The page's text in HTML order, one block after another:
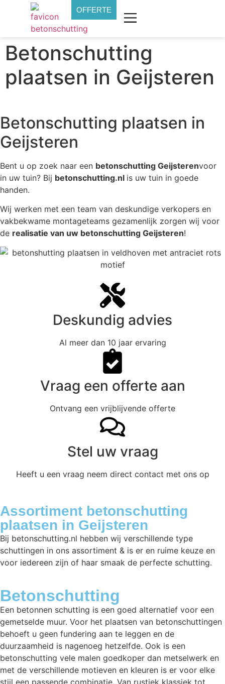
OFFERTE
Betonschutting
plaatsen in Geijsteren
Betonschutting plaatsen in
Geijsteren
Bent u op zoek naar een betonschutting Geijsterenvoor
in uw tuin? Bij betonschutting.nl is uw tuin in goede
handen.
Wij werken met een team van deskundige verkopers en
vakbekwame montageteams gezamenlijk zorgen wij voor
de realisatie van uw betonschutting Geijsteren!
Deskundig advies
Al meer dan 10 jaar ervaring
Vraag een offerte aan
Ontvang een vrijblijvende offerte
Stel uw vraag
Heeft u een vraag neem direct contact met ons op
Assortiment betonschutting
plaatsen in Geijsteren
Bij betonschutting.nl hebben wij verschillende type
schuttingen in ons assortiment & is er en ruime keuze en
voor iedereen zijn of haar smaak de perfecte schutting.
Betonschutting
Een betonnen schutting is een goed alternatief voor een
gemetselde muur. Voor het plaatsen van betonschuttingen
behoeft u geen fundering aan te leggen en de
duurzaamheid is nagenoeg hetzelfde. Ook is een
betonschutting vele malen goedkoper dan metselwerk en
met de verschillende motieven en kleuren is er voor elke